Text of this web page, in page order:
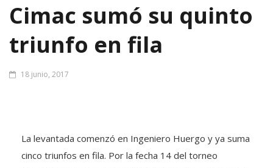
Cimac sumó su quinto
triunfo en fila
18 junio, 2017
La levantada comenzó en Ingeniero Huergo y ya suma
cinco triunfos en fila. Por la fecha 14 del torneo